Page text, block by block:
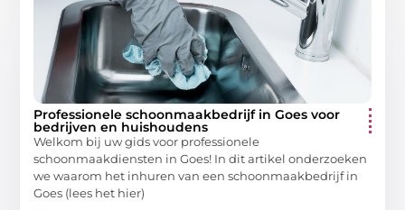
Professionele schoonmaakbedrijf in Goes voor
bedrijven en huishoudens
Welkom bij uw gids voor professionele
schoonmaakdiensten in Goes! In dit artikel onderzoeken
we waarom het inhuren van een schoonmaakbedrijf in
Goes (lees het hier)